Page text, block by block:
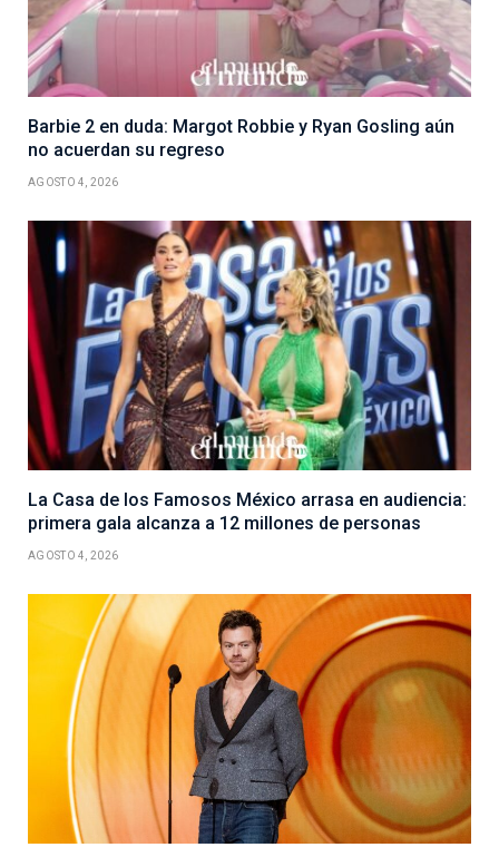
Barbie 2 en duda: Margot Robbie y Ryan Gosling aún
no acuerdan su regreso
AGOSTO 4, 2026
La Casa de los Famosos México arrasa en audiencia:
primera gala alcanza a 12 millones de personas
AGOSTO 4, 2026